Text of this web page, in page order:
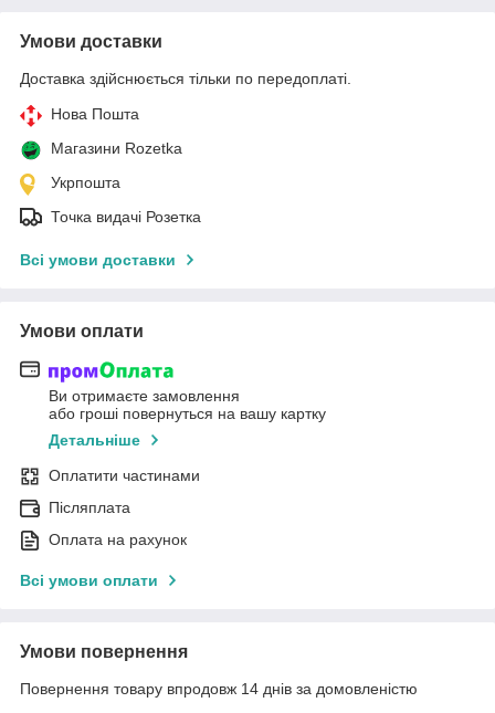
Умови доставки
Доставка здійснюється тільки по передоплаті.
Нова Пошта
Магазини Rozetka
Укрпошта
Точка видачі Розетка
Всі умови доставки
Умови оплати
Ви отримаєте замовлення
або гроші повернуться на вашу картку
Детальніше
Оплатити частинами
Післяплата
Оплата на рахунок
Всі умови оплати
Умови повернення
Повернення товару впродовж 14 днів за домовленістю